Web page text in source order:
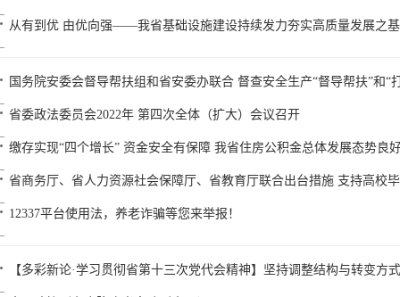
从有到优 由优向强——我省基础设施建设持续发力夯实高质量发展之基
国务院安委会督导帮扶组和省安委办联合 督查安全生产“督导帮扶”和“
省委政法委员会2022年 第四次全体（扩大）会议召开
缴存实现“四个增长” 资金安全有保障 我省住房公积金总体发展态势良
省商务厅、省人力资源社会保障厅、省教育厅联合出台措施 支持高校
12337平台使用法，养老诈骗等您来举报！
【多彩新论·学习贯彻省第十三次党代会精神】坚持调整结构与转变方